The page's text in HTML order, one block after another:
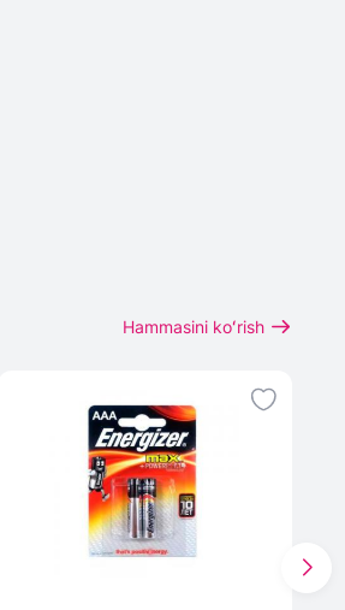
Hammasini koʻrish